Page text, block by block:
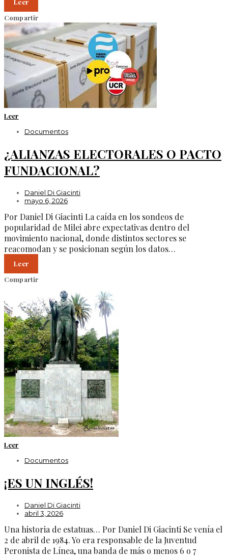
Leer
Compartir
Leer
Documentos
¿ALIANZAS ELECTORALES O PACTO
FUNDACIONAL?
Daniel Di Giacinti
mayo 6, 2026
Por Daniel Di Giacinti La caída en los sondeos de
popularidad de Milei abre expectativas dentro del
movimiento nacional, donde distintos sectores se
reacomodan y se posicionan según los datos…
Leer
Compartir
Leer
Documentos
¡ES UN INGLÉS!
Daniel Di Giacinti
abril 3, 2026
Una historia de estatuas… Por Daniel Di Giacinti Se venía el
2 de abril de 1984. Yo era responsable de la Juventud
Peronista de Línea, una banda de más o menos 6 o 7